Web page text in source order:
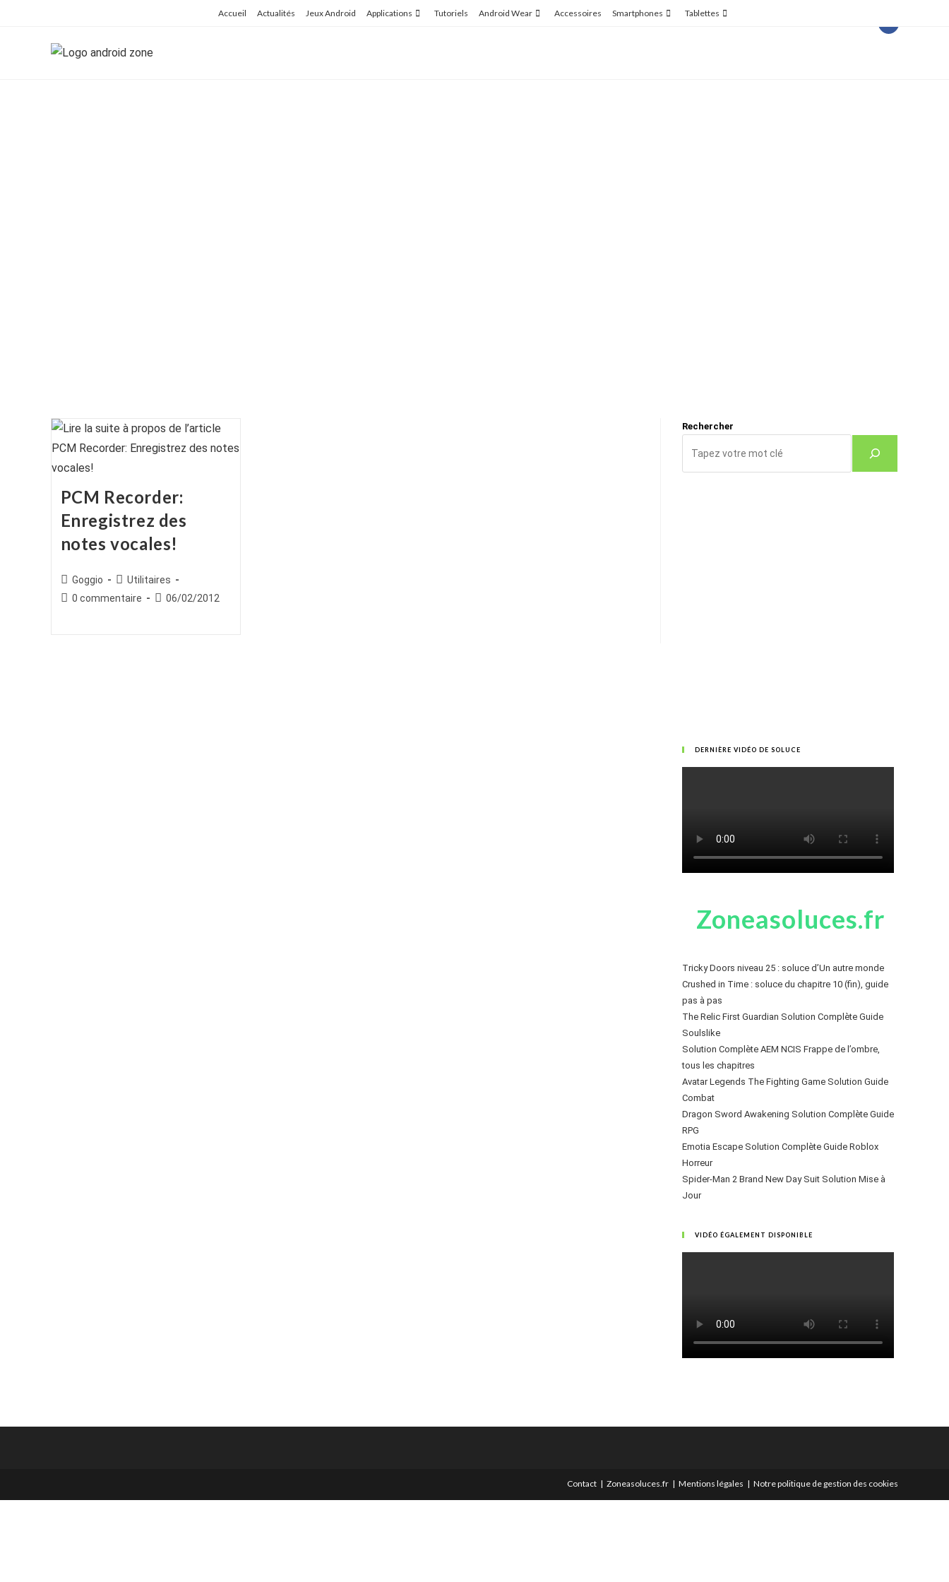
Accueil Actualités Jeux Android Applications Tutoriels Android Wear Accessoires Smartphones Tablettes
PCM Recorder:
Enregistrez des
notes vocales!
Auteur/autrice
de
Goggio
Post
category:
Utilitaires
Commentaires
0 commentaire
Publication
06/02/2012
Rechercher
DERNIÈRE VIDÉO DE SOLUCE
Zoneasoluces.fr
Tricky Doors niveau 25 : soluce d’Un autre monde
Crushed in Time : soluce du chapitre 10 (fin), guide
pas à pas
The Relic First Guardian Solution Complète Guide
Soulslike
Solution Complète AEM NCIS Frappe de l’ombre,
tous les chapitres
Avatar Legends The Fighting Game Solution Guide
Combat
Dragon Sword Awakening Solution Complète Guide
RPG
Emotia Escape Solution Complète Guide Roblox
Horreur
Spider-Man 2 Brand New Day Suit Solution Mise à
Jour
VIDÉO ÉGALEMENT DISPONIBLE
Contact Zoneasoluces.fr Mentions légales Notre politique de gestion des cookies